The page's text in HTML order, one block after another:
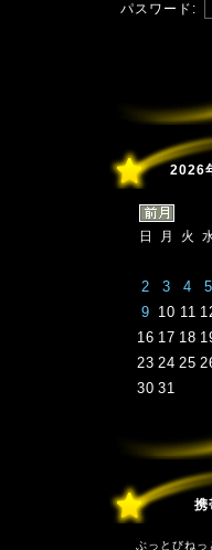
パスワード:
2026
日 月 火
2
3 4 5
9 10 11
16 17 18
23 24 25
30 31
携
ぶっとびね